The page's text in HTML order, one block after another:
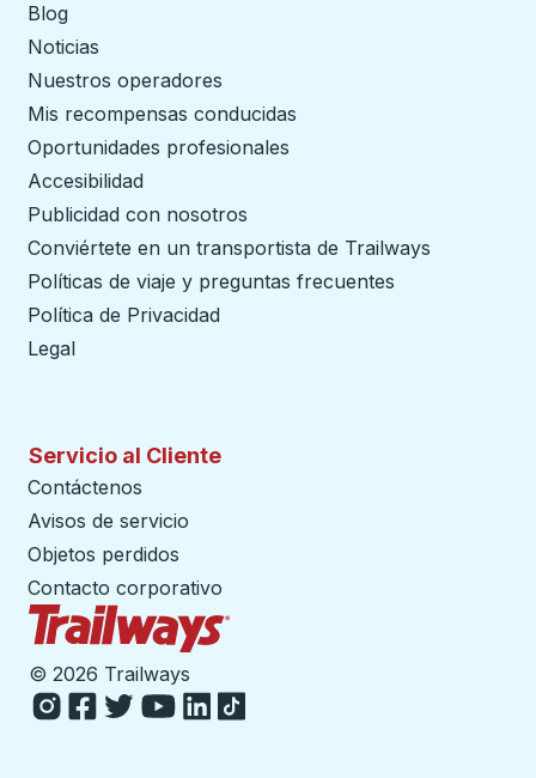
Blog
Noticias
Nuestros operadores
Mis recompensas conducidas
Oportunidades profesionales
Accesibilidad
Publicidad con nosotros
Conviértete en un transportista de Trailways
Políticas de viaje y preguntas frecuentes
Política de Privacidad
Legal
Servicio al Cliente
Contáctenos
Avisos de servicio
Objetos perdidos
Contacto corporativo
© 2026 Trailways